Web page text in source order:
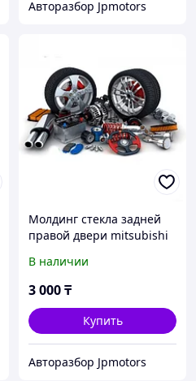
Авторазбор Jpmotors
Молдинг стекла задней
правой двери mitsubishi
В наличии
3 000₸
Купить
Авторазбор Jpmotors